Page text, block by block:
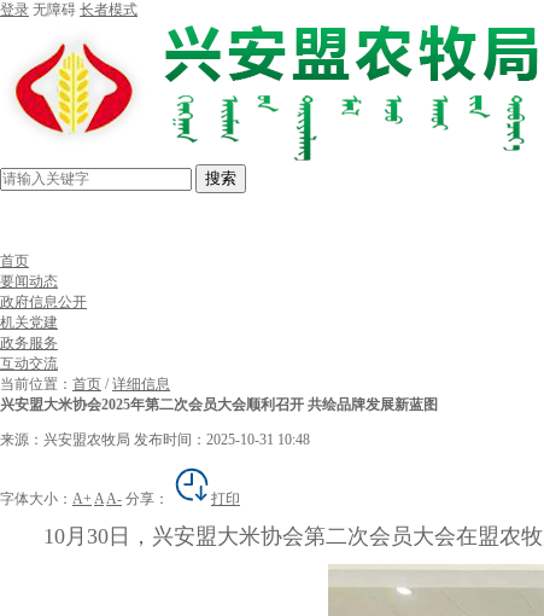
登录 无障碍 长者模式
搜索
首页
要闻动态
政府信息公开
机关党建
政务服务
互动交流
当前位置： 首页 /详细信息
兴安盟大米协会2025年第二次会员大会顺利召开 共绘品牌发展新蓝图
来源：兴安盟农牧局 发布时间：2025-10-31 10:48
字体大小： A+ AA- 分享： 打印
10月30日，兴安盟大米协会第二次会员大会在盟农牧